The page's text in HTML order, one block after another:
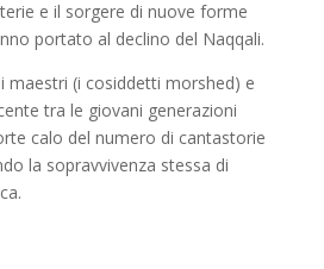
e il sorgere di nuove forme
portato al declino del Naqqali.
maestri (i cosiddetti morshed) e
tra le giovani generazioni
calo del numero di cantastorie
la sopravvivenza stessa di